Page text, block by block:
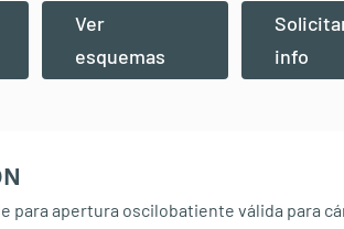
Ver
esquemas
info
para apertura oscilobatiente válida para